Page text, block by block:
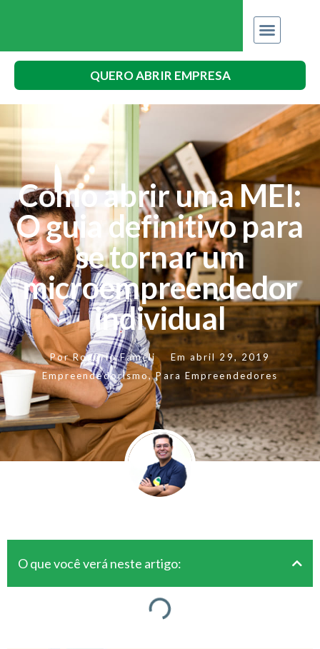
QUERO ABRIR EMPRESA
Como abrir uma MEI:
O guia definitivo para
se tornar um
microempreendedor
individual
PorRogerio Fameli Em abril 29, 2019
Empreendedorismo,Para Empreendedores
O que você verá neste artigo: